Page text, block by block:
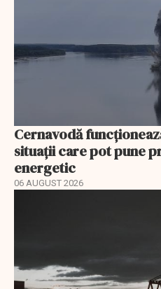
Cernavodă
situații care pot pune
energetic
06 AUGUST 2026